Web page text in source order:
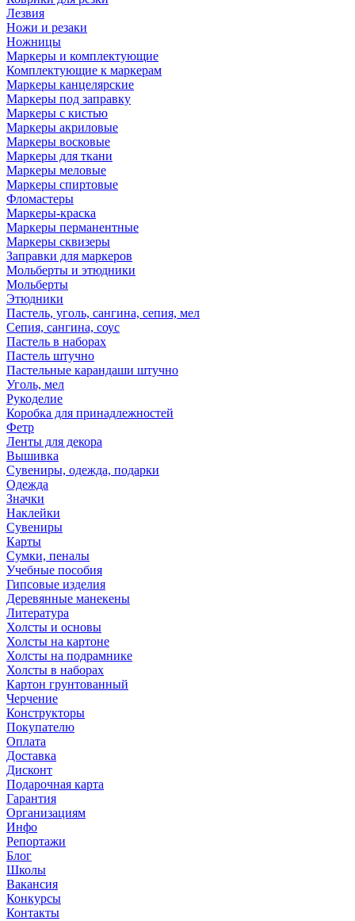
Лезвия
Ножи и резаки
Ножницы
Маркеры и комплектующие
Комплектующие к маркерам
Маркеры канцелярские
Маркеры под заправку
Маркеры с кистью
Маркеры акриловые
Маркеры восковые
Маркеры для ткани
Маркеры меловые
Маркеры спиртовые
Фломастеры
Маркеры-краска
Маркеры перманентные
Маркеры сквизеры
Заправки для маркеров
Мольберты и этюдники
Мольберты
Этюдники
Пастель, уголь, сангина, сепия, мел
Сепия, сангина, соус
Пастель в наборах
Пастель штучно
Пастельные карандаши штучно
Уголь, мел
Рукоделие
Коробка для принадлежностей
Фетр
Ленты для декора
Вышивка
Сувениры, одежда, подарки
Одежда
Значки
Наклейки
Сувениры
Карты
Сумки, пеналы
Учебные пособия
Гипсовые изделия
Деревянные манекены
Литература
Холсты и основы
Холсты на картоне
Холсты на подрамнике
Холсты в наборах
Картон грунтованный
Черчение
Конструкторы
Покупателю
Оплата
Доставка
Дисконт
Подарочная карта
Гарантия
Организациям
Инфо
Репортажи
Блог
Школы
Вакансия
Конкурсы
Контакты